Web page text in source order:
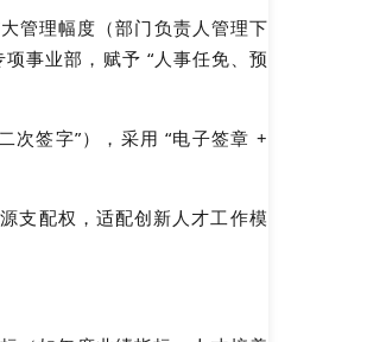
管理幅度（部门负责人管理下
事业部，赋予 “人事任免、预
次签字”），采用 “电子签章 +
支配权，适配创新人才工作模